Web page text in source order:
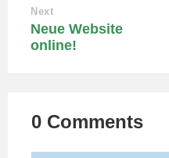
Next
Neue Website
online!
0 Comments